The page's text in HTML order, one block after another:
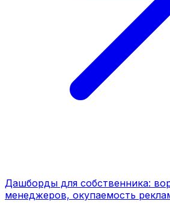
Дашборды для собственника:
менеджеров, окупаемость